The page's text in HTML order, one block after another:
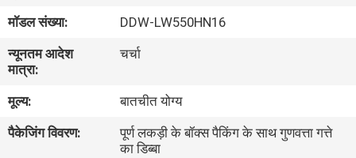
कारखाना
भ्रमण
गुणवत्ता
नियंत्रण
मॉडल संख्या:
DDW-LW550HN16
न्यूनतम आदेश
मात्रा:
चर्चा
मूल्य:
बातचीत योग्य
पैकेजिंग विवरण:
पूर्ण लकड़ी के बॉक्स पैकिंग के साथ गुणवत्ता गत्ते
का डिब्बा